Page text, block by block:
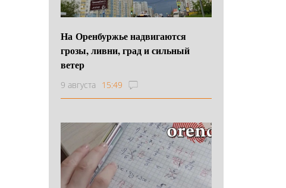
На Оренбуржье надвигаются
грозы, ливни, град и сильный
ветер
9 августа 15:49